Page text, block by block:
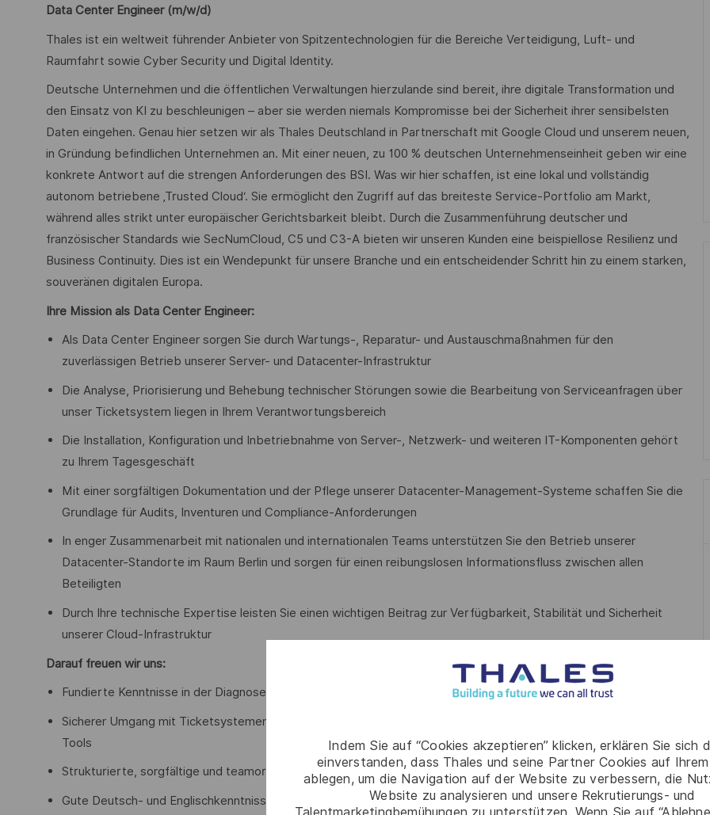
Indem Sie auf “Cookies akzeptieren” klicken, erklären Sie sich
einverstanden, dass Thales und seine Partner Cookies auf
ablegen, um die Navigation auf der Website zu verbessern, die
Website zu analysieren und unsere Rekrutierungs- und
Talentmarketingbemühungen zu unterstützen. Wenn Sie auf
Data Center Engineer (m/w/d)
Thales ist ein weltweit führender Anbieter von Spitzentechnologien für die Bereiche Verteidigung, Luft- und
Raumfahrt sowie Cyber Security und Digital Identity.
Deutsche Unternehmen und die öffentlichen Verwaltungen hierzulande sind bereit, ihre digitale Transformation und
den Einsatz von KI zu beschleunigen – aber sie werden niemals Kompromisse bei der Sicherheit ihrer sensibelsten
Daten eingehen. Genau hier setzen wir als Thales Deutschland in Partnerschaft mit Google Cloud und unserem neuen,
in Gründung befindlichen Unternehmen an. Mit einer neuen, zu 100 % deutschen Unternehmenseinheit geben wir eine
konkrete Antwort auf die strengen Anforderungen des BSI. Was wir hier schaffen, ist eine lokal und vollständig
autonom betriebene ‚Trusted Cloud‘. Sie ermöglicht den Zugriff auf das breiteste Service-Portfolio am Markt,
während alles strikt unter europäischer Gerichtsbarkeit bleibt. Durch die Zusammenführung deutscher und
französischer Standards wie SecNumCloud, C5 und C3-A bieten wir unseren Kunden eine beispiellose Resilienz und
Business Continuity. Dies ist ein Wendepunkt für unsere Branche und ein entscheidender Schritt hin zu einem starken,
souveränen digitalen Europa.
Ihre Mission als Data Center Engineer:
Als Data Center Engineer sorgen Sie durch Wartungs-, Reparatur- und Austauschmaßnahmen für den
zuverlässigen Betrieb unserer Server- und Datacenter-Infrastruktur
Die Analyse, Priorisierung und Behebung technischer Störungen sowie die Bearbeitung von Serviceanfragen über
unser Ticketsystem liegen in Ihrem Verantwortungsbereich
Die Installation, Konfiguration und Inbetriebnahme von Server-, Netzwerk- und weiteren IT-Komponenten gehört
zu Ihrem Tagesgeschäft
Mit einer sorgfältigen Dokumentation und der Pflege unserer Datacenter-Management-Systeme schaffen Sie die
Grundlage für Audits, Inventuren und Compliance-Anforderungen
In enger Zusammenarbeit mit nationalen und internationalen Teams unterstützen Sie den Betrieb unserer
Datacenter-Standorte im Raum Berlin und sorgen für einen reibungslosen Informationsfluss zwischen allen
Beteiligten
Durch Ihre technische Expertise leisten Sie einen wichtigen Beitrag zur Verfügbarkeit, Stabilität und Sicherheit
unserer Cloud-Infrastruktur
Darauf freuen wir uns:
Fundierte Kenntnisse in der Diagnose, Wartung und Reparatur von IT-Servern und Datacenter-Hardware
Sicherer Umgang mit Ticketsystemen sowie idealerweise Erfahrung mit DCIM- und Datacenter-Management-
Tools
Strukturierte, sorgfältige und teamorientierte Arbeitsweise in einem dynamischen Umfeld
Gute Deutsch- und Englischkenntnisse in Wort und Schrift